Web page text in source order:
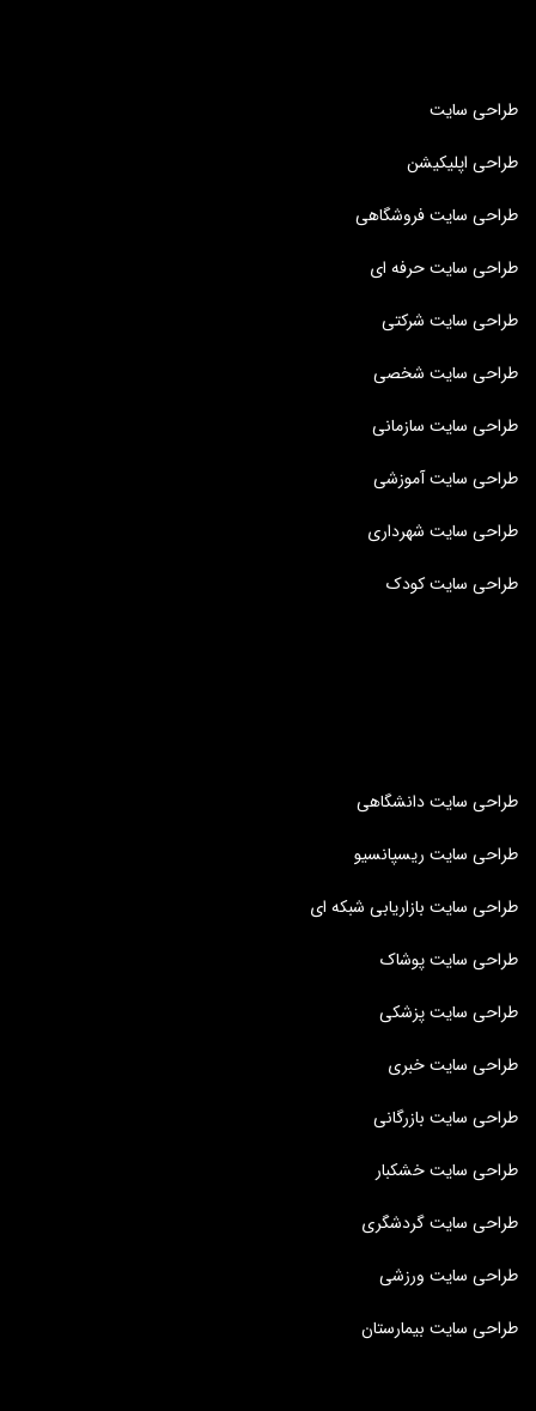
طراحی سایت
طراحی اپلیکیشن
طراحی سایت فروشگاهی
طراحی سایت حرفه ای
طراحی سایت شرکتی
طراحی سایت شخصی
طراحی سایت سازمانی
طراحی سایت آموزشی
طراحی سایت شهرداری
طراحی سایت کودک
طراحی سایت دانشگاهی
طراحی سایت ریسپانسیو
طراحی سایت بازاریابی شبکه ای
طراحی سایت پوشاک
طراحی سایت پزشکی
طراحی سایت خبری
طراحی سایت بازرگانی
طراحی سایت خشکبار
طراحی سایت گردشگری
طراحی سایت ورزشی
طراحی سایت بیمارستان